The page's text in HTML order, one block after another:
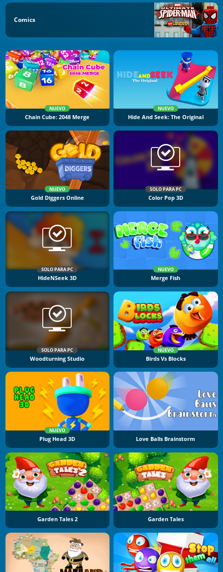
Comics
NUEVO
Chain Cube: 2048 Merge
NUEVO
Hide And Seek: The Original
NUEVO
Gold Diggers Online
SOLO PARA PC
Color Pop 3D
SOLO PARA PC
HideNSeek 3D
NUEVO
Merge Fish
SOLO PARA PC
Woodturning Studio
NUEVO
Birds Vs Blocks
NUEVO
Plug Head 3D Love Balls Brainstorm
Garden Tales 2 Garden Tales